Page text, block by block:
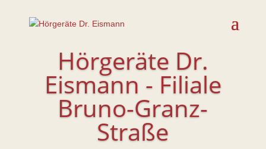
Hörgeräte Dr.
Eismann - Filiale
Bruno-Granz-
Straße